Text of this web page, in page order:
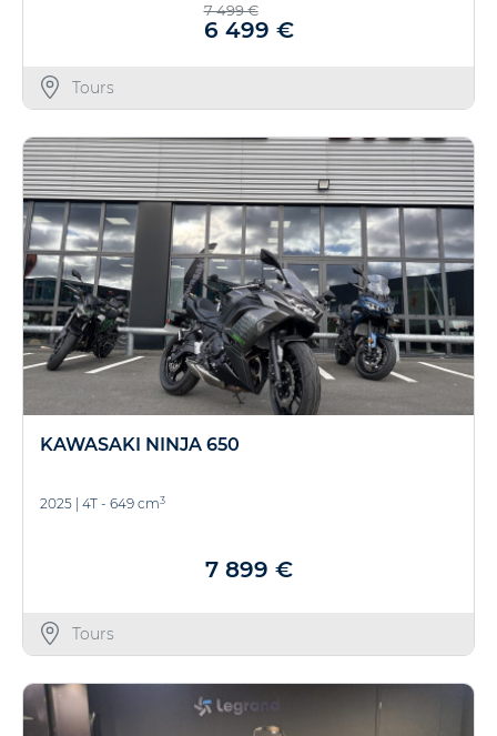
7 499 €
6 499 €
Tours
KAWASAKI NINJA 650
2025 4T - 649 cm3
7 899 €
Tours